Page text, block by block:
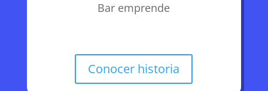
Bar emprende
Conocer historia